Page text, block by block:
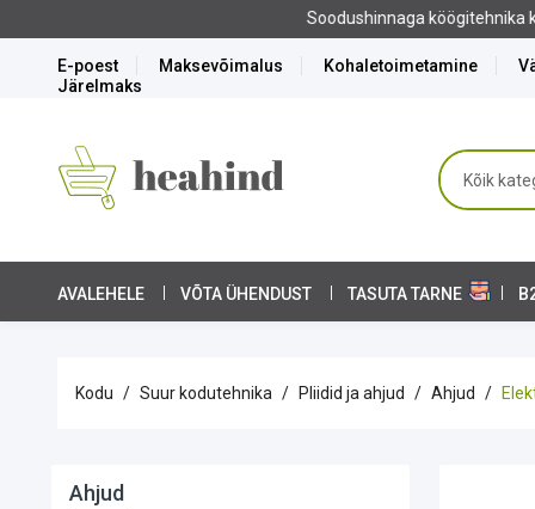
E-poest Maksevõimalus Kohaletoimetamine
Järelmaks
AVALEHELE VÕTA ÜHENDUST TASUTA TARNE
Kodu Suur kodutehnika Pliidid ja ahjud Ahjud
Ahjud